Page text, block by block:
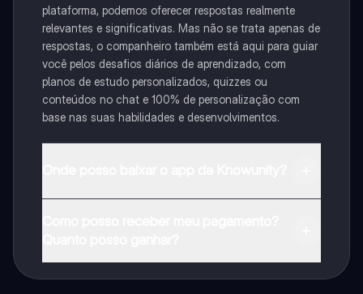
plataforma, podemos oferecer respostas realmente
relevantes e significativas. Mas não se trata apenas de
respostas, o companheiro também está aqui para guiar
você pelos desafios diários de aprendizado, com
planos de estudo personalizados, quizzes ou
conteúdos no chat e 100% de personalização com
base nas suas habilidades e desenvolvimentos.